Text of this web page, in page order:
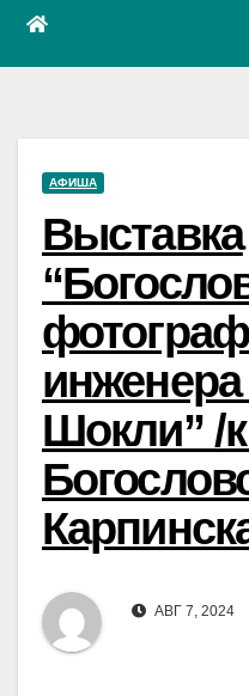
АФИША
Выставка
Шокли” /
АВГ 7, 2024